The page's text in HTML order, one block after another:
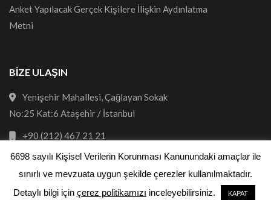
Anket Yapılacak Gerçek Kişilere İlişkin Aydınlatma
Metni
BİZE ULAŞIN
Yenişehir Mahallesi, Çağlayan Sokak
No:25 Kat:6 Ataşehir / İstanbul
+90 (212) 467 21 21
bilgi@areda.com
6698 sayılı Kişisel Verilerin Korunması Kanunundaki amaçlar ile
sınırlı ve mevzuata uygun şekilde çerezler kullanılmaktadır.
Detaylı bilgi için çerez politikamızı inceleyebilirsiniz. KAPAT